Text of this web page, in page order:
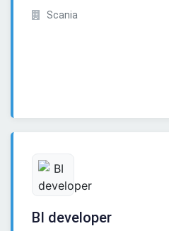
Scania
BI developer